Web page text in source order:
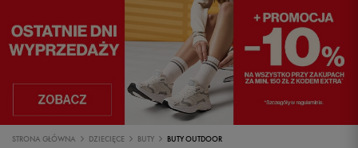
STRONA GŁÓWNA DZIECIĘCE BUTY BUTY OUTDOOR